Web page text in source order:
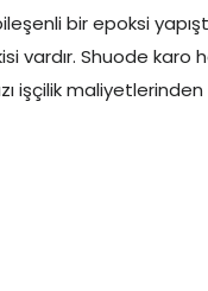
bir epoksi
vardır. Shuode karo